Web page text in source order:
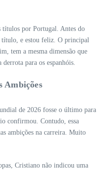
por Portugal. Antes do
e estou feliz. O principal
tem a mesma dimensão que
para os espanhóis.
Ambições
de 2026 fosse o último para
confirmou. Contudo, essa
ambições na carreira. Muito
Cristiano não indicou uma